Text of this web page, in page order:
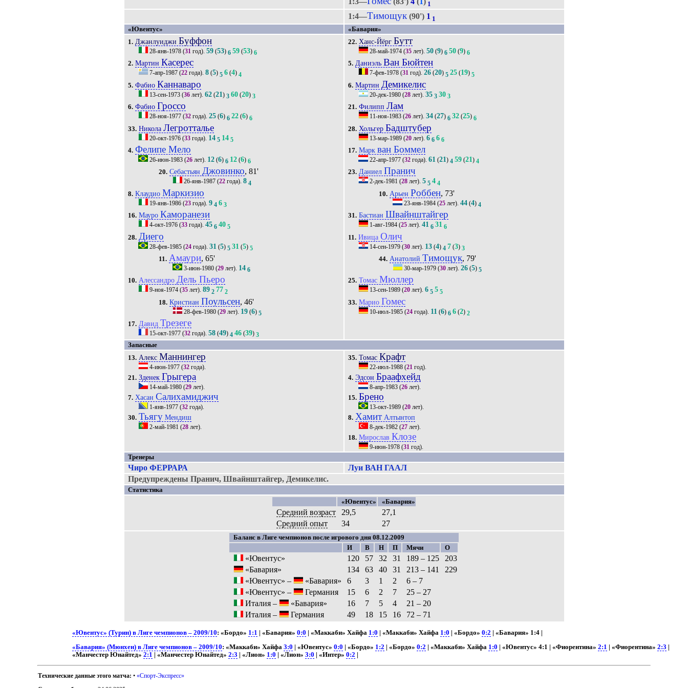
1
1:4—Тимощук (90') 1 1
«Ювентус»
«Бавария»
1. Джанлуиджи Буффон
28-янв-1978 (31 год).59 (53) 6 59 (53) 6
2. МартинКасерес
7-апр-1987 (22 года).8 (5) 5 6 (4) 4
5. Фабио Каннаваро
13-сен-1973 (36 лет).62 (21) 3 60 (20) 3
6. Фабио Гроссо
28-ноя-1977 (32 года).25 (6) 6 22 (6) 6
33. НиколаЛегротталье
20-окт-1976 (33 года). 14 5 14 5
4. Фелипе Мело
26-июн-1983 (26 лет). 12 (6) 6 12 (6) 6
20. СебастьянДжовинко, 81'
26-янв-1987(22года). 8 4
8. Клаудио Маркизио
19-янв-1986 (23 года).9 4 6 3
16. Мауро Каморанези
4-окт-1976 (33 года).45 6 40 5
28. Диего
28-фев-1985 (24 года).31 (5) 5 31 (5) 5
11. Амаури, 65'
3-июн-1980(29лет). 14 6
10. АлессандроДель Пьеро
9-ноя-1974 (35 лет).89 2 77 2
18. Кристиан Поульсен, 46'
28-фев-1980(29лет). 19(6) 5
17. ДавидТрезеге
15-окт-1977 (32 года).58 (49) 4 46 (39) 3
22. Ханс-Йёрг Бутт
28-май-1974 (35 лет).50 (9) 6 50 (9) 6
5. ДаниэльВан Бюйтен
7-фев-1978 (31 год).26 (20) 5 25 (19) 5
6. Мартин Демикелис
20-дек-1980 (28 лет).35 3 30 3
21. ФилиппЛам
11-ноя-1983 (26 лет).34 (27) 6 32 (25) 6
28. Хольгер Бадштубер
13-мар-1989 (20 лет).6 6 6 6
17. Маркван Боммел
22-апр-1977 (32 года).61 (21) 4 59 (21) 4
23. ДаниелПранич
2-дек-1981 (28 лет).5 5 4 4
10. Арьен Роббен, 73'
23-янв-1984(25лет). 44(4) 4
31. Бастиан Швайнштайгер
1-авг-1984 (25 лет).41 6 31 6
11. ИвицаОлич
14-сен-1979 (30 лет). 13 (4) 4 7 (3) 3
44. АнатолийТимощук, 79'
30-мар-1979(30лет). 26(5) 5
25. ТомасМюллер
13-сен-1989 (20 лет).6 5 5 5
33. Марио Гомес
10-июл-1985 (24 года). 11 (6) 6 6 (2) 2
Запасные
13. Алекс Маннингер
4-июн-1977 (32 года).
21. Зденек Грыгера
14-май-1980 (29 лет).
7. ХасанСалихамиджич
1-янв-1977 (32 года).
30. Тьягу Мендиш
2-май-1981 (28 лет).
35. Томас Крафт
22-июл-1988 (21 год).
4. Эдсон Браафхейд
8-апр-1983 (26 лет).
15. Брено
13-окт-1989 (20 лет).
8. Хамит Алтынтоп
8-дек-1982 (27 лет).
18. Мирослав Клозе
9-июн-1978 (31 год).
Тренеры
Чиро ФЕРРАРА
Луи ВАН ГААЛ
Предупреждены Пранич, Швайнштайгер, Демикелис.
Статистика
«Ювентус»
«Бавария»
Средний возраст 29,5
27,1
Средний опыт
34 27
Баланс в Лиге чемпионов после игрового дня 08.12.2009
И
В Н П Мячи О
«Ювентус» 120 57 32 31 189 – 125
203
«Бавария»
134 63 40 31 213 – 141
229
«Ювентус» –
«Бавария» 6 3 1 2
6 – 7
«Ювентус» –
Германия 15 6 2 7
25 – 27
Италия –
«Бавария» 16 7 5 4
21 – 20
Италия –
Германия 49 18 15 16 72 – 71
«Ювентус» (Турин) в Лиге чемпионов – 2009/10: «Бордо» 1:1 | «Бавария» 0:0 | «Маккаби» Хайфа 1:0 | «Маккаби» Хайфа 1:0 | «Бордо» 0:2 | «Бавария» 1:4 |
«Бавария» (Мюнхен) в Лиге чемпионов – 2009/10: «Маккаби» Хайфа 3:0 | «Ювентус» 0:0 | «Бордо» 1:2 | «Бордо» 0:2 | «Маккаби» Хайфа 1:0 | «Ювентус» 4:1 | «Фиорентина» 2:1 | «Фиорентина» 2:3 |
«Манчестер Юнайтед» 2:1 | «Манчестер Юнайтед» 2:3 | «Лион» 1:0 | «Лион» 3:0 | «Интер» 0:2 |
Технические данные этого матча: •«Спорт-Экспресс»